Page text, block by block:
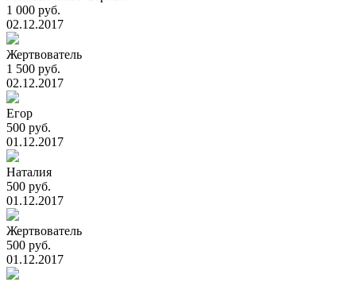
1 000 руб.
02.12.2017
Жертвователь
1 500 руб.
02.12.2017
Егор
500 руб.
01.12.2017
Наталия
500 руб.
01.12.2017
Жертвователь
500 руб.
01.12.2017